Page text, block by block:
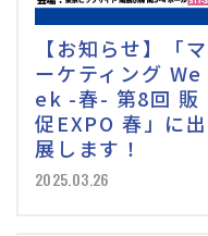
【お知らせ】「マ
ーケティング We
ek -春- 第8回 販
促EXPO 春」に出
展します！
2025.03.26